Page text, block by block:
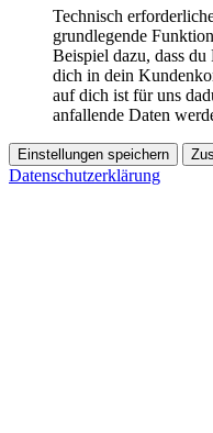
Technisch
grundlegende
Beispiel dazu, dass
dich in dein
auf dich ist für uns
anfallende Daten
Einstellungen speichern
Datenschutzerklärung